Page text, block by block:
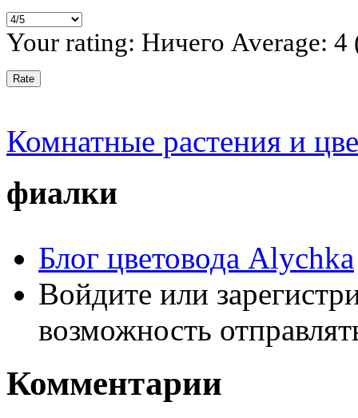
Your rating: Ничего Average: 4
Комнатные растения и
фиалки
Блог цветовода Alychka
Войдите или
возможность
Комментарии